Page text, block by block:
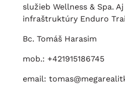
služieb Wellness & Spa.
infraštruktúry Enduro
Bc. Tomáš Harasim
mob.: +421915186745
email: